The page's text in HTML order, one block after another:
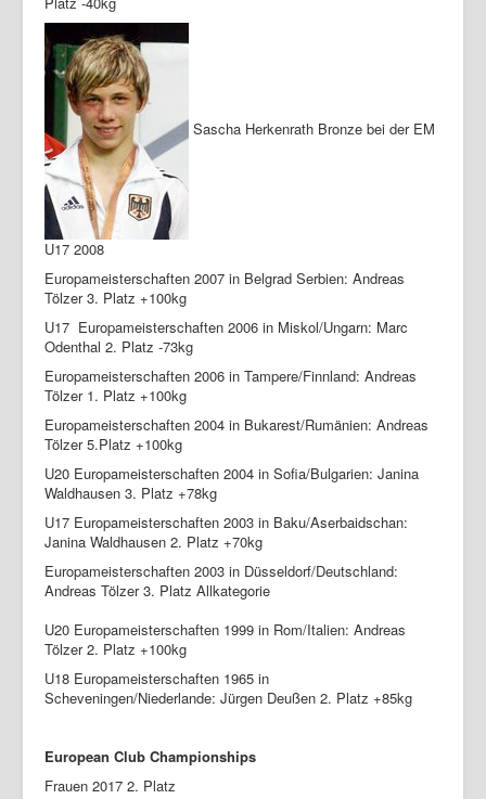
Sascha Herkenrath Bronze bei der EM
U17 2008
Europameisterschaften 2007 in Belgrad Serbien: Andreas
Tölzer 3. Platz +100kg
U17 Europameisterschaften 2006 in Miskol/Ungarn: Marc
Odenthal 2. Platz -73kg
Europameisterschaften 2006 in Tampere/Finnland: Andreas
Tölzer 1. Platz +100kg
Europameisterschaften 2004 in Bukarest/Rumänien: Andreas
Tölzer 5.Platz +100kg
U20 Europameisterschaften 2004 in Sofia/Bulgarien: Janina
Waldhausen 3. Platz +78kg
U17 Europameisterschaften 2003 in Baku/Aserbaidschan:
Janina Waldhausen 2. Platz +70kg
Europameisterschaften 2003 in Düsseldorf/Deutschland:
Andreas Tölzer 3. Platz Allkategorie
U20 Europameisterschaften 1999 in Rom/Italien: Andreas
Tölzer 2. Platz +100kg
U18 Europameisterschaften 1965 in
Scheveningen/Niederlande: Jürgen Deußen 2. Platz +85kg
European Club Championships
Frauen 2017 2. Platz